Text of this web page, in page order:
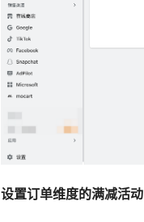
设置订单维度的满减活动